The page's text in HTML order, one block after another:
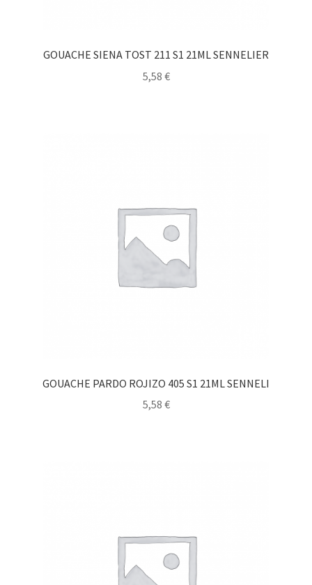
GOUACHE SIENA TOST 211 S1 21ML SENNELIER
5,58 €
GOUACHE PARDO ROJIZO 405 S1 21ML SENNELI
5,58 €